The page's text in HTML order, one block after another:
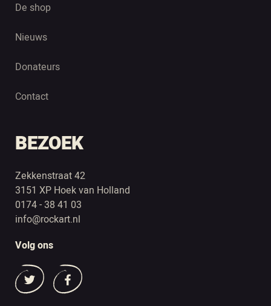
De shop
Nieuws
Donateurs
Contact
BEZOEK
Zekkenstraat 42
3151 XP Hoek van Holland
0174 - 38 41 03
info@rockart.nl
Volg ons